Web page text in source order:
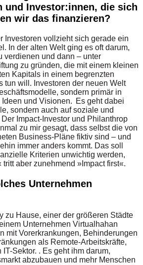
und Investor:innen, die sich
wir das finanzieren?
Investoren vollzieht sich gerade ein
In der alten Welt ging es oft darum,
verdienen und dann – unter
zu gründen, die mit einem kleinen
Kapitals in einem begrenzten
tun will. Investoren der neuen Welt
sondern primär in
und Visionen. Es geht dabei
sondern auch auf soziale und
Impact-Investor und Philanthrop
zu mir gesagt, dass selbst die von
Business-Pläne fiktiv sind – und
immer anders kommt. Das soll
Kriterien unwichtig werden,
aber zunehmend »Impact first«.
Unternehmen
zu Hause, einer der größeren Städte
Unternehmen Virtualhahan
mit Vorerkrankungen, Behinderungen
als Remote-Arbeitskräfte,
Sektor. . Es geht ihm darum,
abzubauen und mehr Menschen